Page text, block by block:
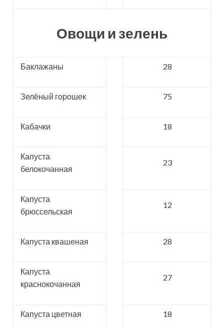
Овощи и зелень
Баклажаны 28
Зелёный горошек 75
Кабачки 18
Капуста
белокочанная
23
Капуста
брюссельская
12
Капуста квашеная 28
Капуста
краснокочанная
27
Капуста цветная 18